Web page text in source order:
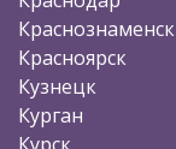
Краснознаменск
Красноярск
Кузнецк
Курган
Курск